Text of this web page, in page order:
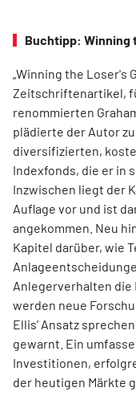
Buchtipp: Winning
„Winning the Loser's
Zeitschriftenartikel,
renommierten
plädierte der Autor
diversifizierten,
Indexfonds, die er in
Inzwischen liegt der
Auflage vor und ist
angekommen. Neu
Kapitel darüber, wie
Anlegerverhalten
werden neue
Ellis’ Ansatz
gewarnt. Ein
Investitionen,
der heutigen Märkte